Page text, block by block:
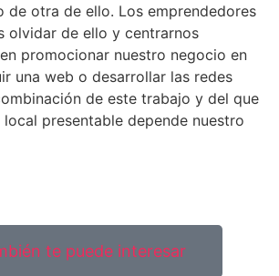
de otra de ello. Los emprendedores
olvidar de ello y centrarnos
promocionar nuestro negocio en
una web o desarrollar las redes
de este trabajo y del que
local presentable depende nuestro
te puede interesar